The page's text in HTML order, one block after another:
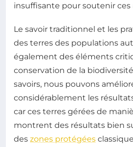
insuffisante pour soutenir
Le savoir traditionnel et les
des terres des populations
également des éléments
conservation de la
savoirs, nous pouvons
considérablement les
car ces terres gérées de
montrent des résultats bien
des zones protégées